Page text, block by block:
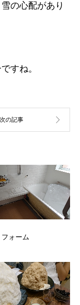
の心配があり
すね。
ォーム